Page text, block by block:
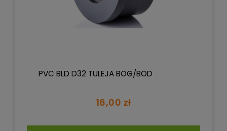
PVC BLD D32 TULEJA BOG/BOD
16,00 zł